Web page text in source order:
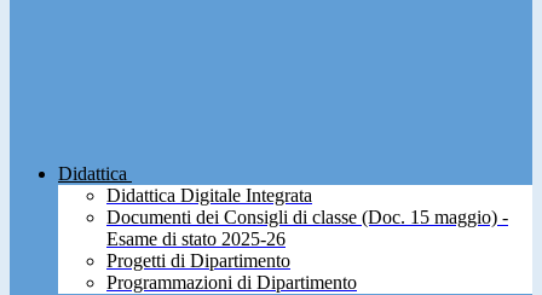
Didattica
Didattica Digitale Integrata
Documenti dei Consigli di classe (Doc. 15 maggio) -
Esame di stato 2025-26
Progetti di Dipartimento
Programmazioni di Dipartimento